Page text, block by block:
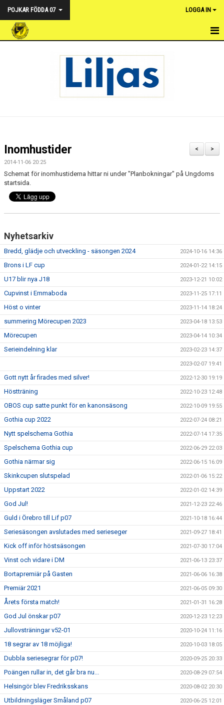
POJKAR FÖDDA 07 LOGGA IN
BILDGALLERI
KONTAKT
MATCHER
>
<
Inomhustider
2014-11-06 20:25
Schemat för inomhustiderna hittar ni under "Planbokningar" på Ungdoms
startsida.
Nyhetsarkiv
Bredd, glädje och utveckling - säsongen 2024 2024-10-16 14:36
Brons i LF cup 2024-01-22 14:15
U17 blir nya J18 2023-12-21 10:02
Cupvinst i Emmaboda 2023-11-25 17:11
Höst o vinter 2023-11-14 18:24
summering Mörecupen 2023 2023-04-18 13:53
Mörecupen 2023-04-14 10:34
Serieindelning klar 2023-02-23 14:37
2023-02-07 19:41
Gott nytt år firades med silver! 2022-12-30 19:19
Höstträning 2022-10-23 12:48
OBOS cup satte punkt för en kanonsäsong 2022-10-09 19:55
Gothia cup 2022 2022-07-24 08:21
Nytt spelschema Gothia 2022-07-14 17:35
Spelschema Gothia cup 2022-06-29 22:03
Gothia närmar sig 2022-06-15 16:09
Skinkcupen slutspelad 2022-01-06 15:22
Uppstart 2022 2022-01-02 14:39
God Jul! 2021-12-23 22:46
Guld i Örebro till Lif p07 2021-10-18 16:44
Seriesäsongen avslutades med serieseger 2021-09-27 18:41
Kick off inför höstsäsongen 2021-07-30 17:04
Vinst och vidare i DM 2021-06-13 23:37
Bortapremiär på Gasten 2021-06-06 16:38
Premiär 2021 2021-06-05 09:30
Årets första match! 2021-01-31 16:28
God Jul önskar p07 2020-12-23 12:23
Jullovsträningar v52-01 2020-10-24 11:16
18 segrar av 18 möjliga! 2020-10-03 18:05
Dubbla seriesegrar för p07! 2020-09-25 20:33
Poängen rullar in, det går bra nu... 2020-08-29 07:54
Helsingör blev Fredriksskans 2020-08-02 20:30
Utbildningsläger Småland p07 2020-06-25 12:01